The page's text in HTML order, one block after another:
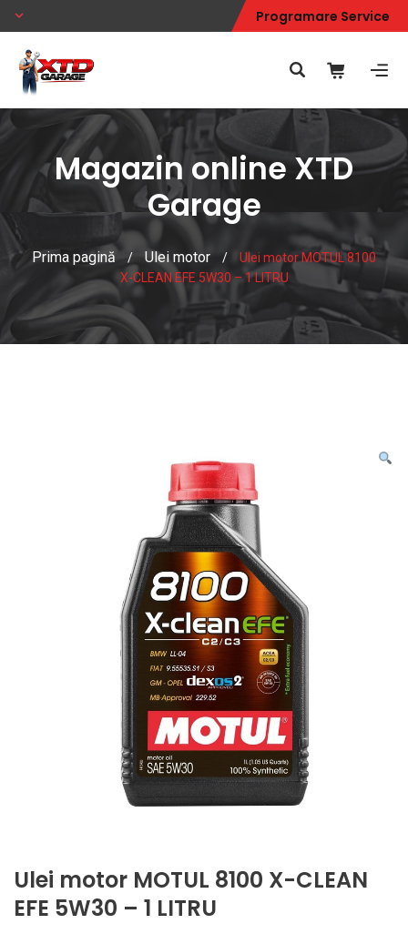
Programare Service
Magazin online XTD
Garage
Prima pagină / Ulei motor /
Ulei motor MOTUL 8100
X-CLEAN EFE 5W30 – 1 LITRU
Ulei motor MOTUL 8100 X-CLEAN
EFE 5W30 – 1 LITRU